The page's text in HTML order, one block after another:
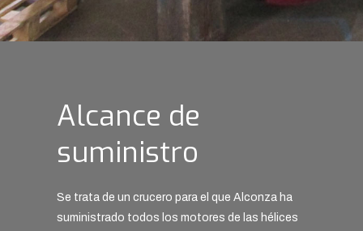
Alcance de
suministro
Se trata de un crucero para el que Alconza ha
suministrado todos los motores de las hélices